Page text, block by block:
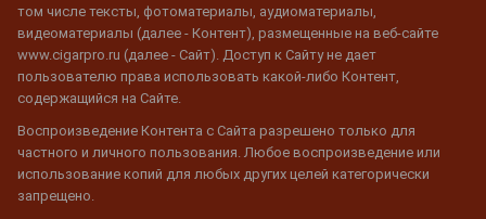
том числе тексты, фотоматериалы, аудиоматериалы,
видеоматериалы (далее - Контент), размещенные на веб-сайте
www.cigarpro.ru (далее - Сайт). Доступ к Сайту не дает
пользователю права использовать какой-либо Контент,
содержащийся на Сайте.
Воспроизведение Контента с Сайта разрешено только для
частного и личного пользования. Любое воспроизведение или
использование копий для любых других целей категорически
запрещено.